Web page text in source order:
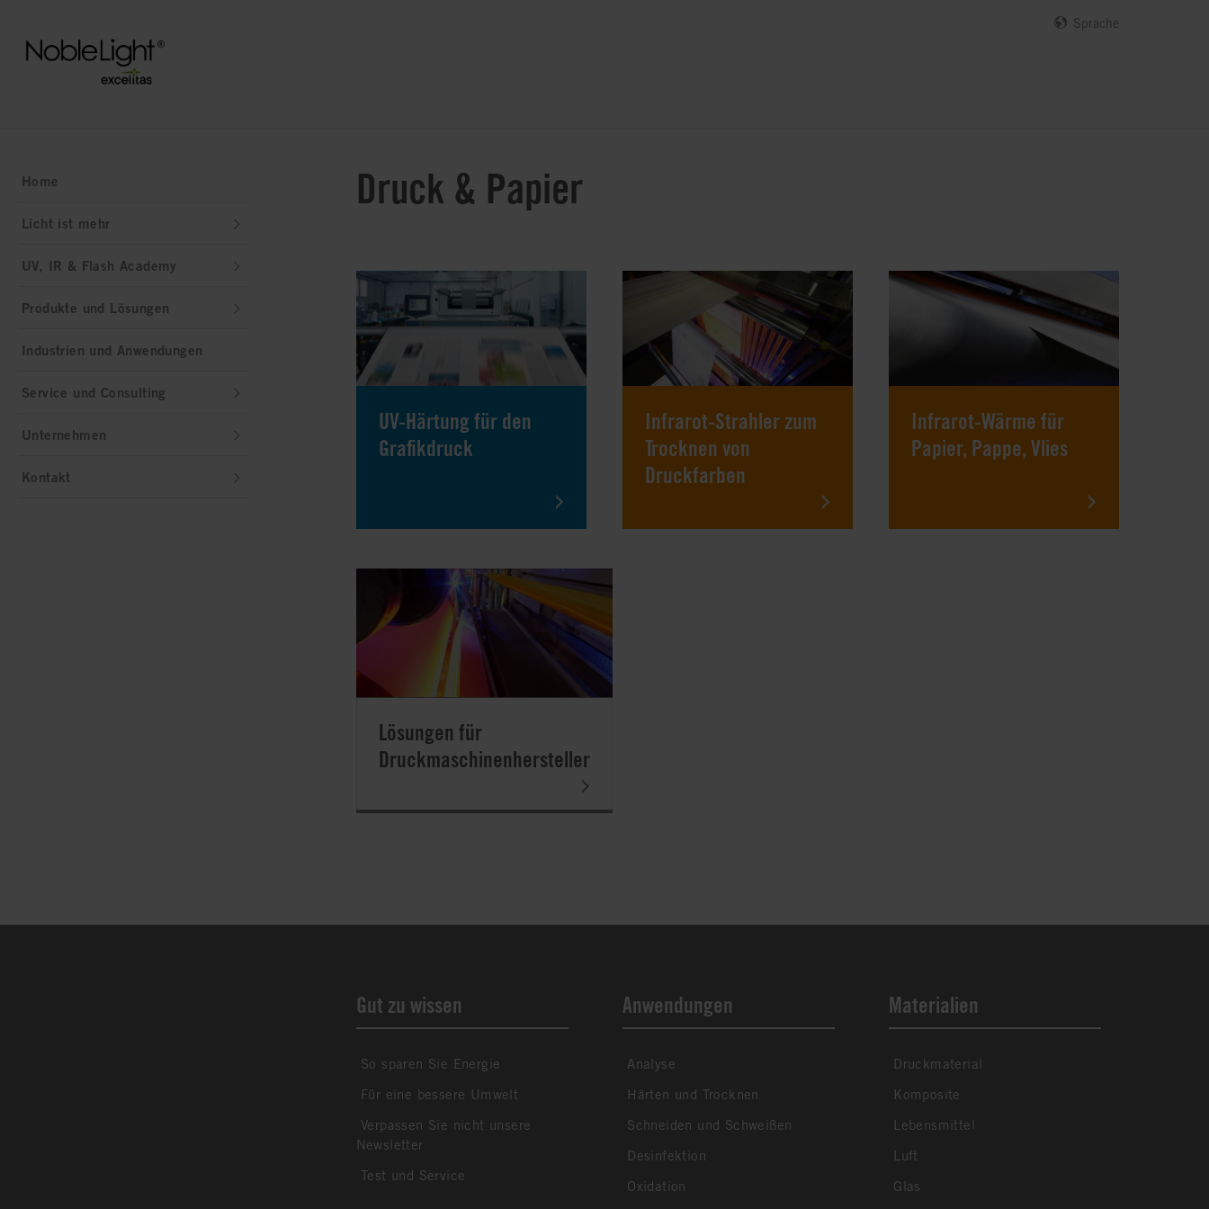
Sprache
Home
Licht ist mehr
UV, IR & Flash Academy
Produkte und Lösungen
Industrien und Anwendungen
Service und Consulting
Unternehmen
Kontakt
Druck & Papier
UV-Härtung für den
Grafikdruck
Infrarot-Strahler zum
Trocknen von
Druckfarben
Infrarot-Wärme für
Papier, Pappe, Vlies
Lösungen für
Druckmaschinenhersteller
Gut zu wissen
So sparen Sie Energie
Für eine bessere Umwelt
Verpassen Sie nicht unsere
Newsletter
Test und Service
Anwendungen
Analyse
Härten und Trocknen
Schneiden und Schweißen
Desinfektion
Oxidation
Materialien
Druckmaterial
Komposite
Lebensmittel
Luft
Glas